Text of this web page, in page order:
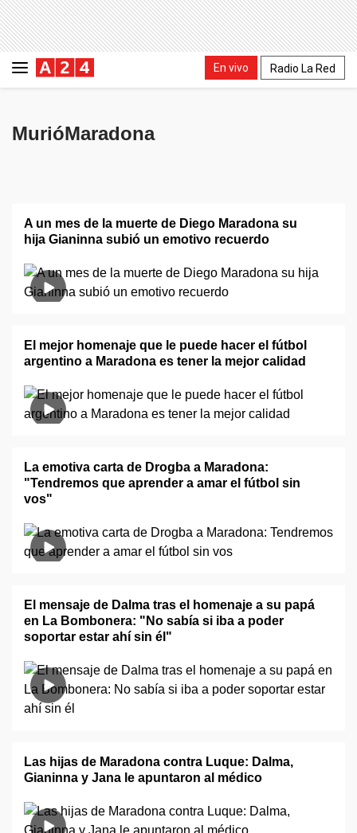
En vivo Radio La Red
MurióMaradona
A un mes de la muerte de Diego Maradona su
hija Gianinna subió un emotivo recuerdo
El mejor homenaje que le puede hacer el fútbol
argentino a Maradona es tener la mejor calidad
La emotiva carta de Drogba a Maradona:
"Tendremos que aprender a amar el fútbol sin
vos"
El mensaje de Dalma tras el homenaje a su papá
en La Bombonera: "No sabía si iba a poder
soportar estar ahí sin él"
Las hijas de Maradona contra Luque: Dalma,
Gianinna y Jana le apuntaron al médico